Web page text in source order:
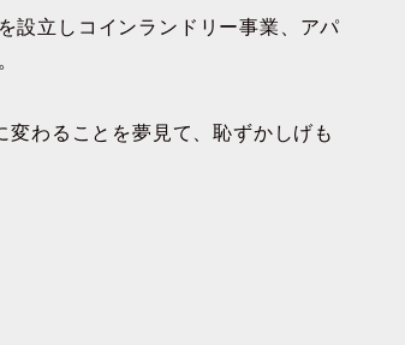
設立しコインランドリー事業、アパ
変わることを夢見て、恥ずかしげも